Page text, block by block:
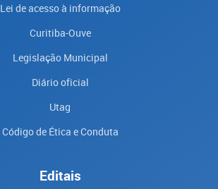
Lei de acesso à informação
Curitiba-Ouve
Legislação Municipal
Diário oficial
Utag
Código de Ética e Conduta
Editais